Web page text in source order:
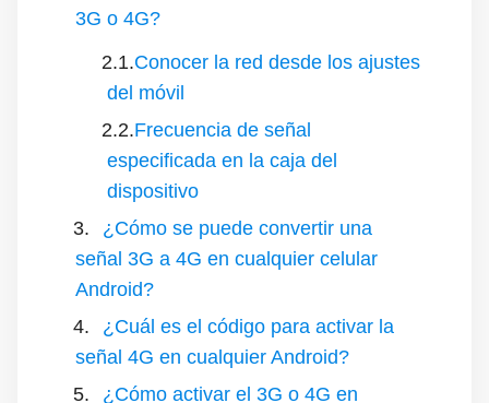
3G o 4G?
Conocer la red desde los ajustes
del móvil
Frecuencia de señal
especificada en la caja del
dispositivo
¿Cómo se puede convertir una
señal 3G a 4G en cualquier celular
Android?
¿Cuál es el código para activar la
señal 4G en cualquier Android?
¿Cómo activar el 3G o 4G en